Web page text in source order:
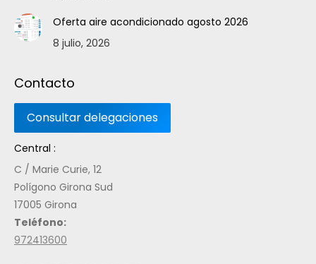
Oferta aire acondicionado agosto 2026
8 julio, 2026
Contacto
Central :
C / Marie Curie, 12
Polígono Girona Sud
17005 Girona
Teléfono:
972413600